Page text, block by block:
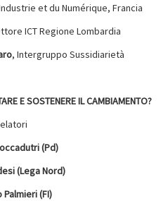
et du Numérique, Francia
ICT Regione Lombardia
, Intergruppo Sussidiarietà
E SOSTENERE IL CAMBIAMENTO?
(Pd)
(Lega Nord)
Palmieri (FI)